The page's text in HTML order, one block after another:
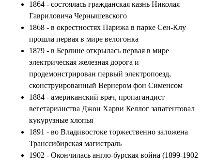
1864 - состоялась гражданская казнь Николая
Гавриловича Чернышевского
1868 - в окрестностях Парижа в парке Сен-Клу
прошла первая в мире велогонка
1879 - в Берлине открылась первая в мире
электрическая железная дорога и
продемонстрирован первый электропоезд,
сконструированный Вернером фон Сименсом
1884 - американский врач, пропагандист
вегетарианства Джон Харви Келлог запатентовал
кукурузные хлопья
1891 - во Владивостоке торжественно заложена
Транссибирская магистраль
1902 - Окончилась англо-бурская война (1899-1902